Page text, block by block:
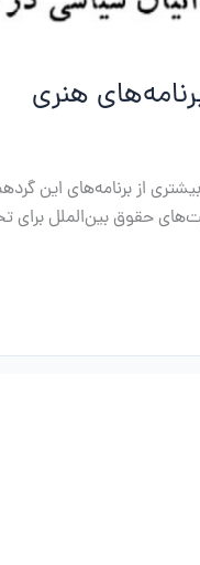
هنری
از برنامه‌های این
حقوق بین‌الملل